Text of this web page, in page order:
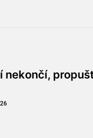
nekončí,